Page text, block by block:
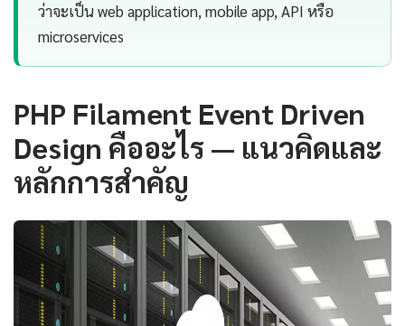
ว่าจะเป็น web application, mobile app, API หรือ
microservices
PHP Filament Event Driven
Design คืออะไร — แนวคิดและ
หลักการสำคัญ